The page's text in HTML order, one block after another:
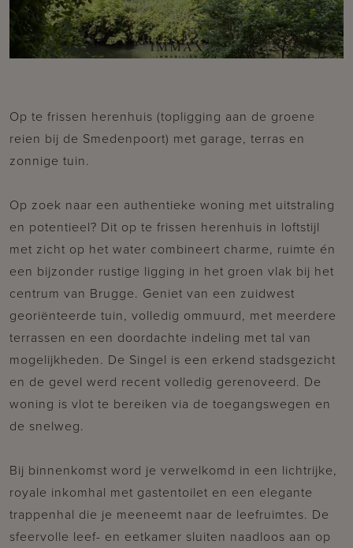
Op te frissen herenhuis (topligging aan de groene
reien bij de Smedenpoort) met garage, terras en
zonnige tuin.
Op zoek naar een authentieke woning met uitstraling
en potentieel? Dit op te frissen herenhuis in loftstijl
met zicht op het water combineert charme, ruimte én
een bijzonder rustige ligging in het groen vlak bij het
centrum van Brugge. Geniet van een zuidwest
georiënteerde tuin, volledig ommuurd, met meerdere
terrassen en een doordachte indeling met tal van
mogelijkheden. De Singel is een erkend stadsgezicht
en de gevel werd recent volledig gerenoveerd. De
woning is vlot te bereiken via de toegangswegen en
de snelweg.
Bij binnenkomst word je verwelkomd in een lichtrijke,
royale inkomhal met gastentoilet en een elegante
trappenhal die je meeneemt naar de leefruimtes. De
sfeervolle leef- en eetkamer sluiten naadloos aan op